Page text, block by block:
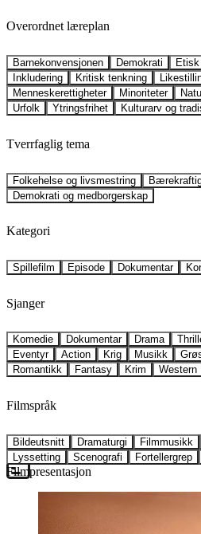
Overordnet læreplan
Barnekonvensjonen Demokrati
Inkludering
Kritisk tenkning
Menneskerettigheter
Minoriteter
Urfolk
Ytringsfrihet Kulturarv og
Tverrfaglig tema
Folkehelse og livsmestring
Demokrati og medborgerskap
Kategori
Spillefilm Episode Dokumentar
Sjanger
Komedie Dokumentar Drama
Eventyr
Action Krig Musikk
Romantikk
Fantasy Krim Western
Filmspråk
Bildeutsnitt Dramaturgi Filmmusikk
Lyssetting
Scenografi Fortellergrep
Filmpresentasjon